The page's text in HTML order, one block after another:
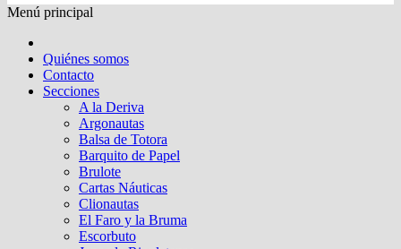
Menú principal
Quiénes somos
Contacto
Secciones
A la Deriva
Argonautas
Balsa de Totora
Barquito de Papel
Brulote
Cartas Náuticas
Clionautas
El Faro y la Bruma
Escorbuto